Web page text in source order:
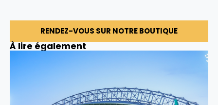
RENDEZ-VOUS SUR NOTRE BOUTIQUE
À lire également